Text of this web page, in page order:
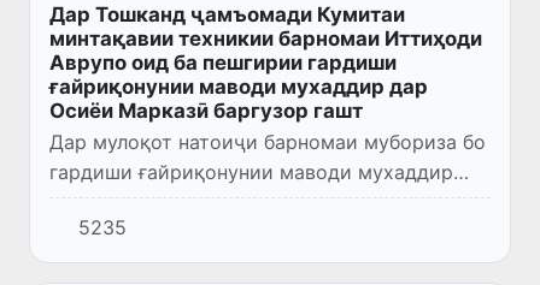
Дар Тошканд ҷамъомади Кумитаи
минтақавии техникии барномаи Иттиҳоди
Аврупо оид ба пешгирии гардиши
ғайриқонунии маводи мухаддир дар
Осиёи Марказӣ баргузор гашт
Дар мулоқот натоиҷи барномаи мубориза бо
гардиши ғайриқонунии маводи мухаддир
дар Осиёи Марказӣ ва қадамҳои минбаъда
барои иҷрои бомуваффақияти чорабиниҳои
барои соли 2024 пешбиниш...
5235